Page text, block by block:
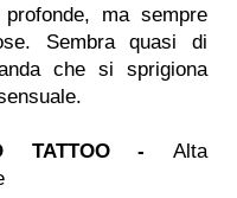
ma sempre
Sembra quasi di
che si sprigiona
TATTOO - Alta